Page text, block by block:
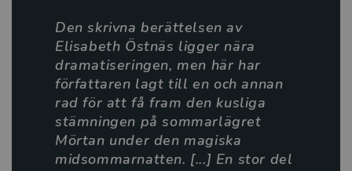
skräckberättelse.
Den skrivna berättelsen av
Elisabeth Östnäs ligger nära
dramatiseringen, men här har
författaren lagt till en och annan
rad för att få fram den kusliga
stämningen på sommarlägret
Mörtan under den magiska
midsommarnatten. [...] En stor del